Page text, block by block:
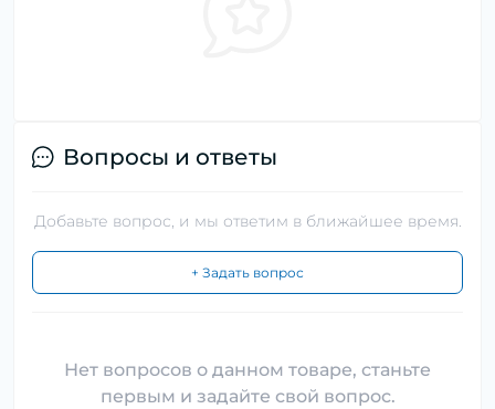
Вопросы и ответы
Добавьте вопрос, и мы ответим в ближайшее время.
+ Задать вопрос
Нет вопросов о данном товаре, станьте
первым и задайте свой вопрос.